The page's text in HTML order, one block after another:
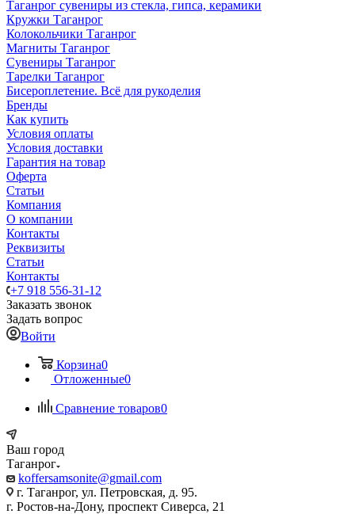
Таганрог сувениры из стекла, гипса, керамики
Кружки Таганрог
Колокольчики Таганрог
Магниты Таганрог
Сувениры Таганрог
Тарелки Таганрог
Бисероплетение. Всё для рукоделия
Бренды
Как купить
Условия оплаты
Условия доставки
Гарантия на товар
Оферта
Статьи
Компания
О компании
Контакты
Реквизиты
Статьи
Контакты
+7 918 556-31-12
Заказать звонок
Задать вопрос
Войти
Корзина0
Отложенные0
Сравнение товаров0
Ваш город
Таганрог
koffersamsonite@gmail.com
г. Таганрог, ул. Петровская, д. 95.
г. Ростов-на-Дону, проспект Сиверса, 21